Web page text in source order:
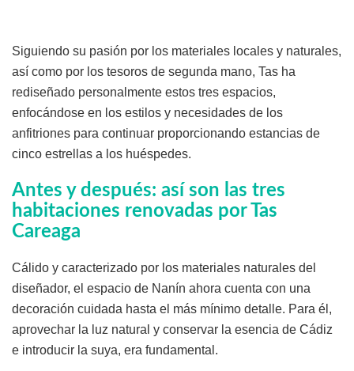
Siguiendo su pasión por los materiales locales y naturales,
así como por los tesoros de segunda mano, Tas ha
rediseñado personalmente estos tres espacios,
enfocándose en los estilos y necesidades de los
anfitriones para continuar proporcionando estancias de
cinco estrellas a los huéspedes.
Antes y después: así son las tres
habitaciones renovadas por Tas
Careaga
Cálido y caracterizado por los materiales naturales del
diseñador, el espacio de Nanín ahora cuenta con una
decoración cuidada hasta el más mínimo detalle. Para él,
aprovechar la luz natural y conservar la esencia de Cádiz
e introducir la suya, era fundamental.